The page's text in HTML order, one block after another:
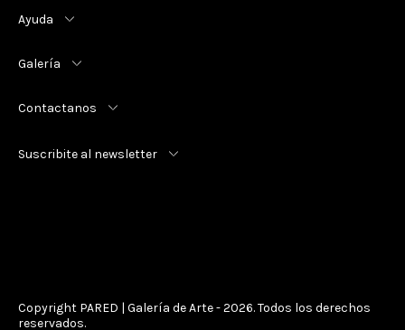
Ayuda
Galería
Contactanos
Suscribite al newsletter
Copyright PARED | Galería de Arte - 2026. Todos los derechos
reservados.